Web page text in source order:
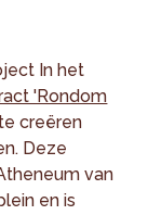
In het
'Rondom
creëren
Deze
van
en is